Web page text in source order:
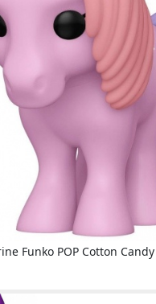
Funko POP Cotton